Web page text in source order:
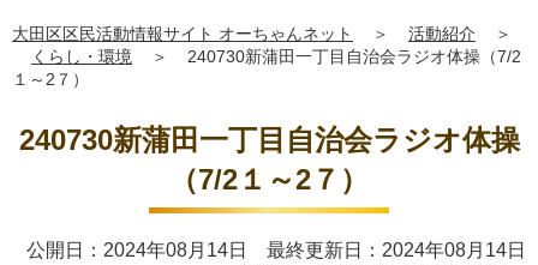
大田区区民活動情報サイト オーちゃんネット ＞ 活動紹介
＞
くらし・環境
＞
240730新蒲田一丁目自治会ラジオ体操（7/2
１～2７）
240730新蒲田一丁目自治会ラジオ体操
（7/2１～2７）
公開日：2024年08月14日 最終更新日：2024年08月14日